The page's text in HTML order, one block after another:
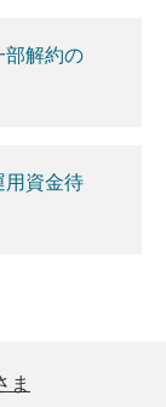
解約の
資金待
ま